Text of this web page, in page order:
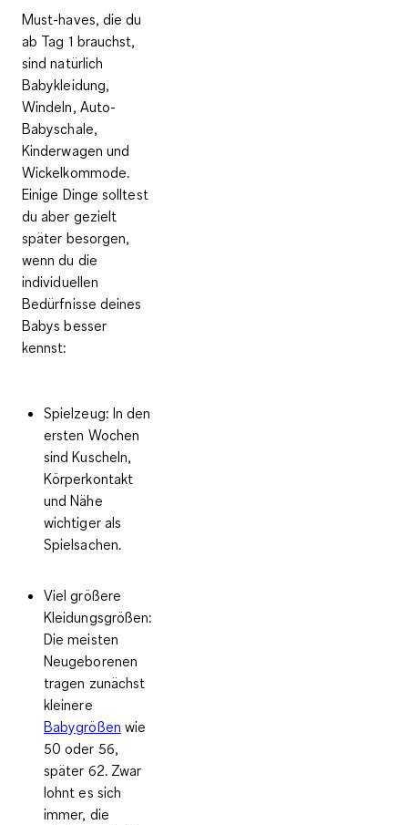
Must-haves, die du
ab Tag 1 brauchst,
sind natürlich
Babykleidung,
Windeln, Auto-
Babyschale,
Kinderwagen und
Wickelkommode.
Einige Dinge solltest
du aber gezielt
später besorgen,
wenn du die
individuellen
Bedürfnisse deines
Babys besser
kennst:
Spielzeug: In den
ersten Wochen
sind Kuscheln,
Körperkontakt
und Nähe
wichtiger als
Spielsachen.
Viel größere
Kleidungsgrößen:
Die meisten
Neugeborenen
tragen zunächst
kleinere
Babygrößen wie
50 oder 56,
später 62. Zwar
lohnt es sich
immer, die